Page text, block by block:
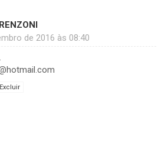
de 2016 às 08:40
Excluir